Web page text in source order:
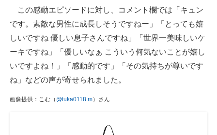
この感動エピソードに対し、コメント欄では「キュン
です。素敵な男性に成長しそうですねー」「とっても嬉
しいですね 優しい息子さんですね」「世界一美味しいケ
ーキですね」「優しいなぁ こういう何気ないことが嬉し
いですよね！」「感動的です」「その気持ちが尊いです
ね」などの声が寄せられました。
画像提供：こむ（ @tuka0118.m）さん